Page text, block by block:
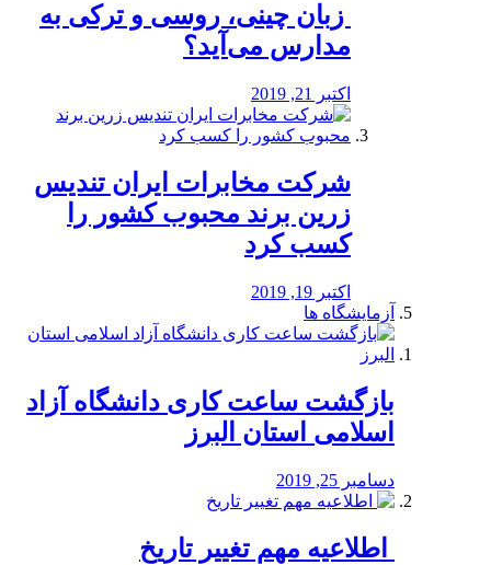
️ زبان چینی، روسی و ترکی به
مدارس می‌آید؟
اکتبر 21, 2019
شرکت مخابرات ایران تندیس
زرین برند محبوب کشور را
کسب کرد
اکتبر 19, 2019
آزمایشگاه ها
بازگشت ساعت کاری دانشگاه آزاد
اسلامی استان البرز
دسامبر 25, 2019
️ اطلاعیه مهم تغییر تاریخ